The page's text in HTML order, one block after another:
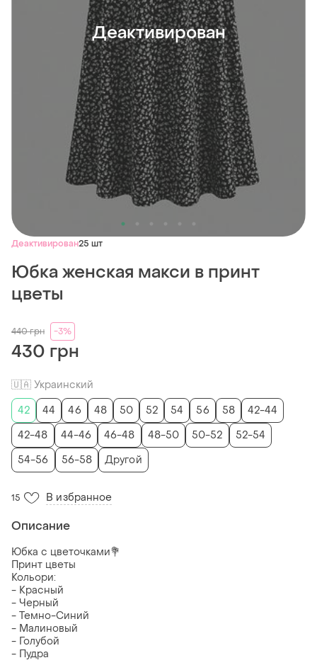
Деактивирован
Деактивирован25 шт
Юбка женская макси в принт
цветы
440грн -3%
430 грн
🇺🇦 Украинский
42
44 46 48 50 52 54 56 58
42-44
42-48
44-46 46-48 48-50 50-52
52-54
54-56
56-58 Другой
15 В избранное
Описание
Юбка с цветочками💐
Принт цветы
Кольори:
- Красный
- Черный
- Темно-Синий
- Малиновый
- Голубой
- Пудра